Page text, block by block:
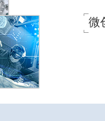
微